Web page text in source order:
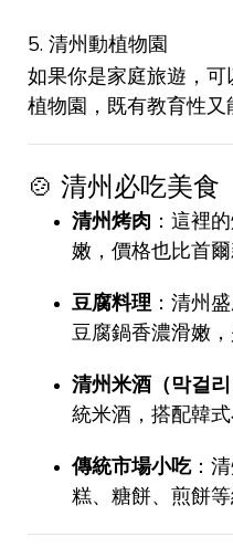
5. 清州動植物園
如果你是家庭旅遊，
植物園，既有教育性又
🍲 清州必吃美食
清州烤肉 ：這裡
嫩，價格也比首爾
豆腐料理：清州
豆腐鍋香濃滑嫩，
清州米酒（막걸리
統米酒，搭配韓式
傳統市場小吃：
糕、糖餅、煎餅等